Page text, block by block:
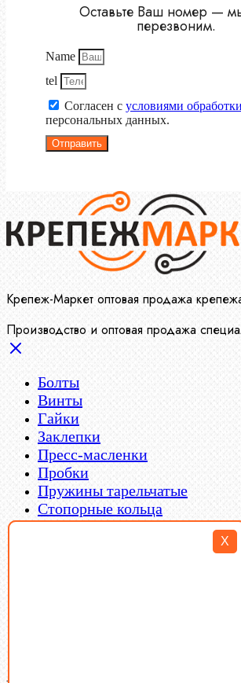
X
Оставьте Ваш номер —
перезвоним.
Name
tel
Согласен с условиями обработки
персональных данных.
Отправить
Крепеж-Маркет оптовая продажа
Производство и оптовая продажа
Болты
Винты
Гайки
Заклепки
Пресс-масленки
Пробки
Пружины тарельчатые
Стопорные кольца
Такелаж
Латунный и бронзовый